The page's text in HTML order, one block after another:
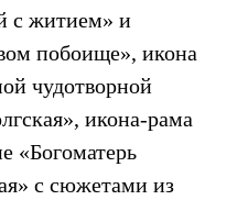
с житием» и
побоище», икона
чудотворной
икона-рама
«Богоматерь
с сюжетами из